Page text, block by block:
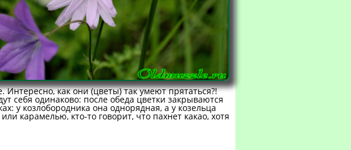
как они (цветы) так умеют прятаться?!
себя одинаково: после обеда цветки закрываются
у козлобородника она однорядная, а у козельца
карамелью, кто-то говорит, что пахнет какао, хотя